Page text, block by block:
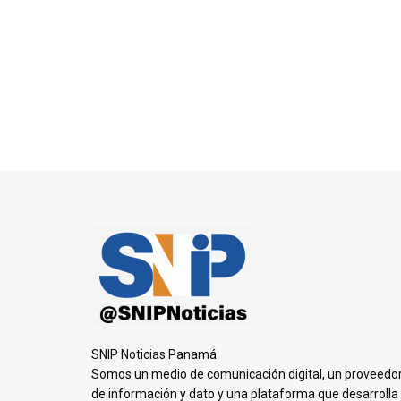
SNIP Noticias Panamá
Somos un medio de comunicación digital, un
de información y dato y una plataforma que desarrolla